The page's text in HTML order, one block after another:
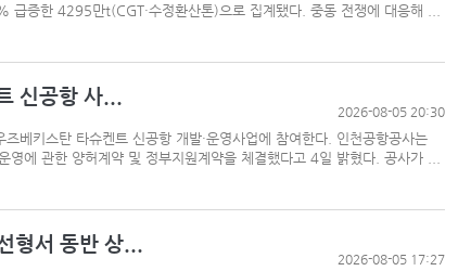
증한 4295만t(CGT·수정환산톤)으로 집계됐다. 중동 전쟁에 대응해 ...
신공항 사...
2026-08-05 20:30
베키스탄 타슈켄트 신공항 개발·운영사업에 참여한다. 인천공항공사는
에 관한 양허계약 및 정부지원계약을 체결했다고 4일 밝혔다. 공사가 ...
서 동반 상...
2026-08-05 17:27